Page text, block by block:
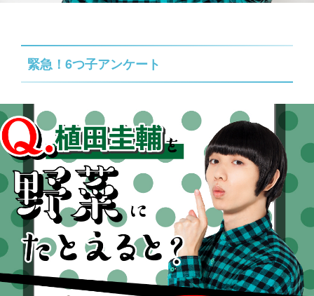
緊急！6つ子アンケート